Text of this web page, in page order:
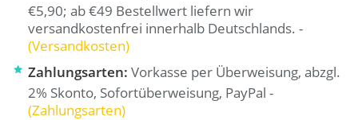
€5,90; ab €49 Bestellwert liefern wir
versandkostenfrei innerhalb Deutschlands. -
(Versandkosten)
Zahlungsarten:Vorkasse per Überweisung, abzgl.
2% Skonto, Sofortüberweisung, PayPal -
(Zahlungsarten)